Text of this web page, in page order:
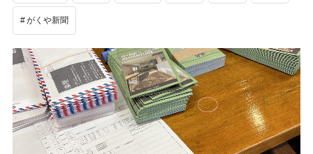
がくや新聞